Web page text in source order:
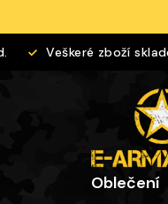
obsahVeškeré zboží skladem
Oblečení